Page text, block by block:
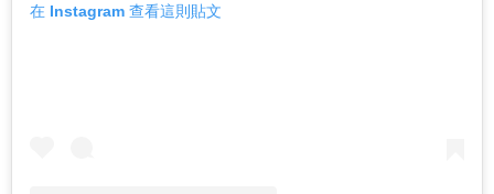
在 Instagram 查看這則貼文